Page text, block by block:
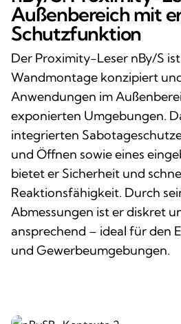
Außenbereich mit
Schutzfunktion
Der Proximity-Leser nBy/S
Wandmontage konzipiert
Anwendungen im
exponierten Umgebungen.
integrierten
und Öffnen sowie eines
bietet er Sicherheit und
Reaktionsfähigkeit. Durch
Abmessungen ist er diskret
ansprechend – ideal für den
und Gewerbeumgebungen.